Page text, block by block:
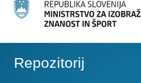
Repozitorij